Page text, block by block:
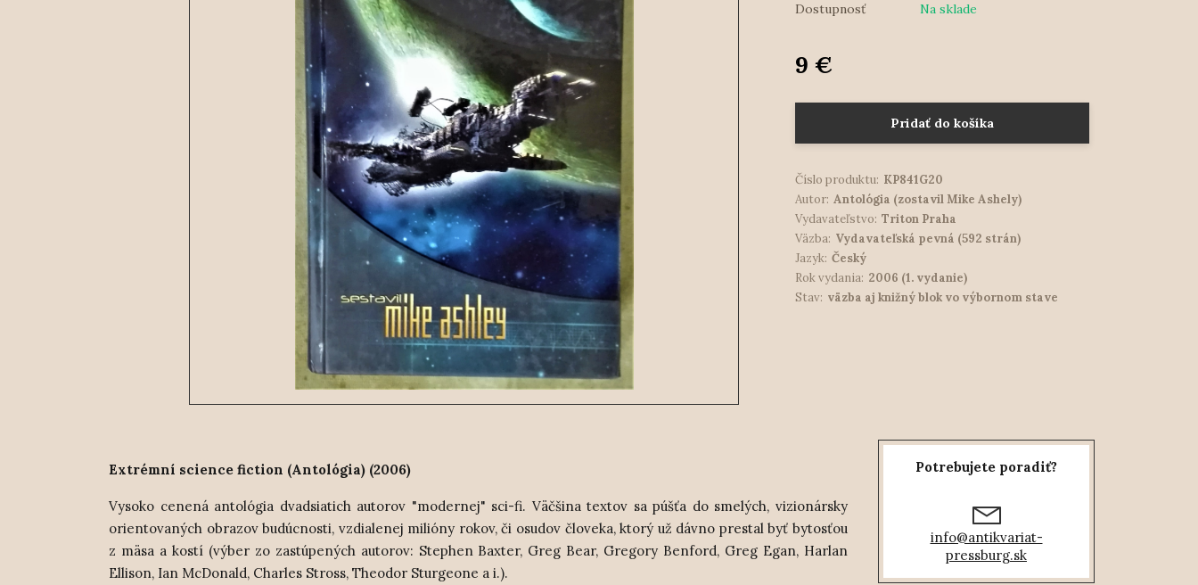
Dostupnosť Na sklade
9 €
Pridať do košíka
Číslo produktu: KP841G20
Autor: Antológia (zostavil Mike Ashely)
Vydavateľstvo: Triton Praha
Väzba: Vydavateľská pevná (592 strán)
Jazyk: Český
Rok vydania: 2006 (1. vydanie)
Stav: väzba aj knižný blok vo výbornom stave
Extrémní science fiction (Antológia) (2006)
Vysoko cenená antológia dvadsiatich autorov "modernej" sci-fi. Väčšina textov sa púšťa do smelých, vizionársky
orientovaných obrazov budúcnosti, vzdialenej milióny rokov, či osudov človeka, ktorý už dávno prestal byť bytosťou
z mäsa a kostí (výber zo zastúpených autorov: Stephen Baxter, Greg Bear, Gregory Benford, Greg Egan, Harlan
Ellison, Ian McDonald, Charles Stross, Theodor Sturgeone a i.).
Potrebujete poradiť?
info@antikvariat-
pressburg.sk